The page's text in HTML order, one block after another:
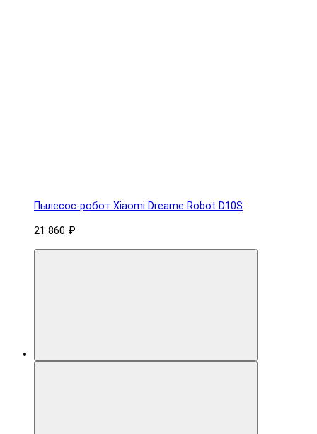
Пылесос-робот Xiaomi Dreame Robot D10S
21 860 ₽